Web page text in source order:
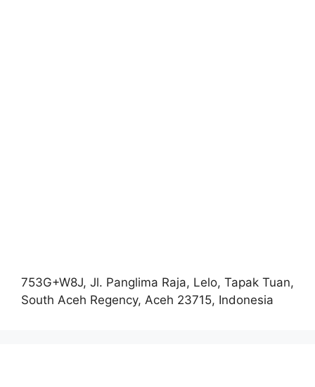
753G+W8J, Jl. Panglima Raja, Lelo, Tapak Tuan,
South Aceh Regency, Aceh 23715, Indonesia